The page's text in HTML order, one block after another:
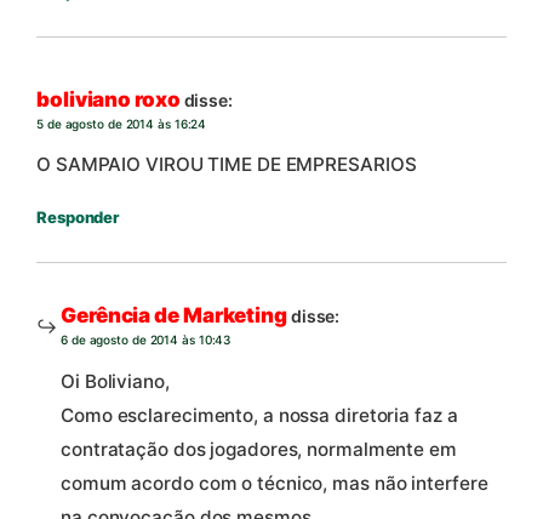
boliviano roxo disse:
5 de agosto de 2014 às 16:24
O SAMPAIO VIROU TIME DE EMPRESARIOS
Responder
Gerência de Marketingdisse:
6 de agosto de 2014 às 10:43
Oi Boliviano,
Como esclarecimento, a nossa diretoria faz a
contratação dos jogadores, normalmente em
comum acordo com o técnico, mas não interfere